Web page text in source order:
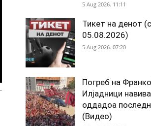
5 Aug 2026. 11:11
Тикет на денот
05.08.2026)
5 Aug 2026. 07:20
Погреб на
Илјадници
оддадоа
(Видео)